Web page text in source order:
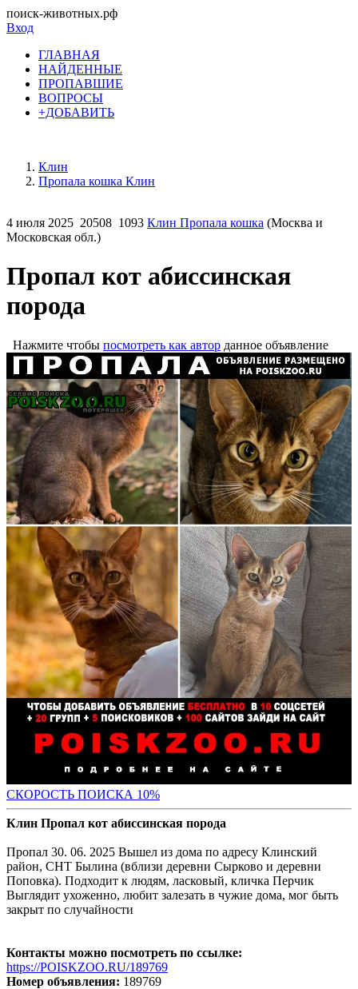
поиск-животных.рф
Вход
ГЛАВНАЯ
НАЙДЕННЫЕ
ПРОПАВШИЕ
ВОПРОСЫ
+ДОБАВИТЬ
Клин
Пропала кошка Клин
4 июля 2025 20508 1093 Клин Пропала кошка (Москва и
Московская обл.)
Пропал кот абиссинская
порода
Нажмите чтобы посмотреть как автор данное объявление
СКОРОСТЬ ПОИСКА 10%
Клин Пропал кот абиссинская порода
Пропал 30. 06. 2025 Вышел из дома по адресу Клинский
район, СНТ Былина (вблизи деревни Сырково и деревни
Поповка). Подходит к людям, ласковый, кличка Перчик
Выглядит ухоженно, любит залезать в чужие дома, мог быть
закрыт по случайности
Контакты можно посмотреть по ссылке:
https://POISKZOO.RU/189769
Номер объявления: 189769